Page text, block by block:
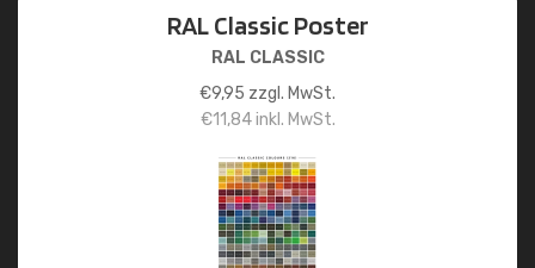
RAL Classic Poster
RAL CLASSIC
€9,95 zzgl. MwSt.
€11,84inkl. MwSt.